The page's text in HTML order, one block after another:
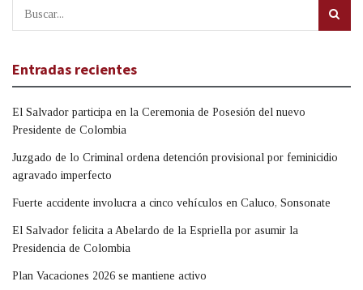
Entradas recientes
El Salvador participa en la Ceremonia de Posesión del nuevo
Presidente de Colombia
Juzgado de lo Criminal ordena detención provisional por feminicidio
agravado imperfecto
Fuerte accidente involucra a cinco vehículos en Caluco, Sonsonate
El Salvador felicita a Abelardo de la Espriella por asumir la
Presidencia de Colombia
Plan Vacaciones 2026 se mantiene activo